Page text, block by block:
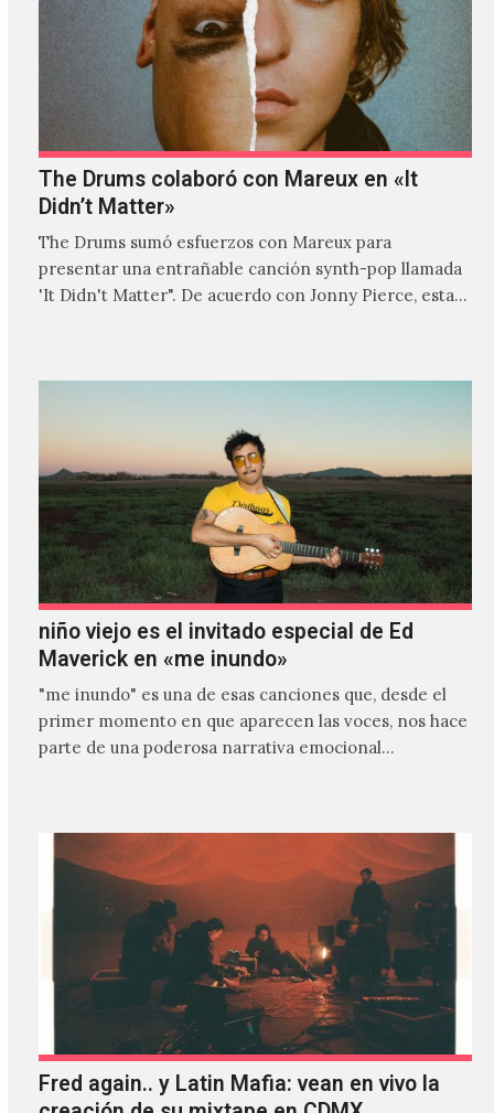
The Drums colaboró con Mareux en «It
Didn’t Matter»
The Drums sumó esfuerzos con Mareux para
presentar una entrañable canción synth-pop llamada
'It Didn't Matter". De acuerdo con Jonny Pierce, esta
niño viejo es el invitado especial de Ed
Maverick en «me inundo»
"me inundo" es una de esas canciones que, desde el
primer momento en que aparecen las voces, nos hace
parte de una poderosa narrativa emocional…
Fred again.. y Latin Mafia: vean en vivo la